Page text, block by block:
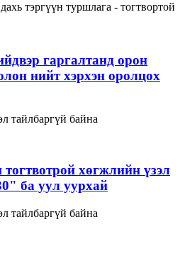
тэргүүн туршлага - тогтвортой
гаргалтанд орон
нийт хэрхэн оролцох
тайлбаргүй байна
хөгжлийн үзэл
ба уул уурхай
тайлбаргүй байна